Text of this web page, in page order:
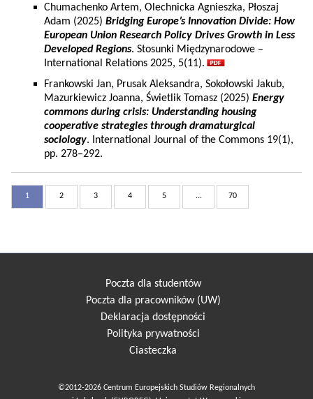
Chumachenko Artem, Olechnicka Agnieszka, Płoszaj
Adam (2025) Bridging Europe’s Innovation Divide: How
European Union Research Policy Drives Growth in Less
Developed Regions. Stosunki Międzynarodowe –
International Relations 2025, 5(11).
Frankowski Jan, Prusak Aleksandra, Sokołowski Jakub,
Mazurkiewicz Joanna, Świetlik Tomasz (2025) Energy
commons during crisis: Understanding housing
cooperative strategies through dramaturgical
sociology. International Journal of the Commons 19(1),
pp. 278–292.
1 2 3 4 5 ... 70
Poczta dla studentów
Poczta dla pracowników (UW)
Deklaracja dostępności
Polityka prywatności
Ciasteczka
©2012-2026 Centrum Europejskich Studiów Regionalnych